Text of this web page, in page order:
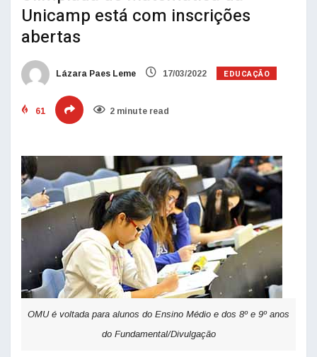
Unicamp está com inscrições
abertas
Lázara Paes Leme 17/03/2022 EDUCAÇÃO
61 2 minute read
OMU é voltada para alunos do Ensino Médio e dos 8º e 9º anos
do Fundamental/Divulgação